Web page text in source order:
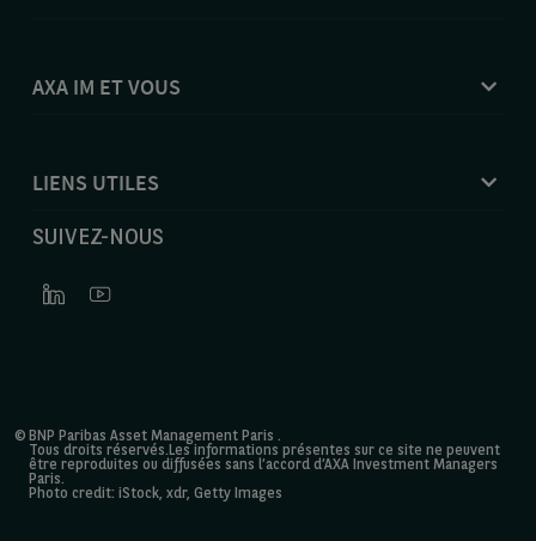
AXA IM ET VOUS
LIENS UTILES
SUIVEZ-NOUS
© BNP Paribas Asset Management Paris .
Tous droits réservés.Les informations présentes sur ce site ne peuvent
être reproduites ou diffusées sans l’accord d’AXA Investment Managers
Paris.
Photo credit: iStock, xdr, Getty Images